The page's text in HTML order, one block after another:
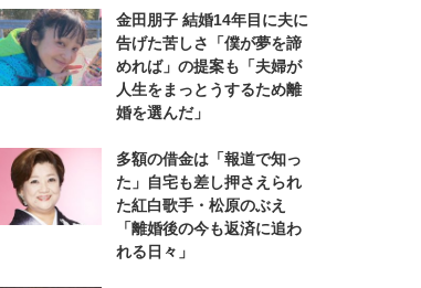
金田朋子 結婚14年目に夫に
告げた苦しさ「僕が夢を諦
めれば」の提案も「夫婦が
人生をまっとうするため離
婚を選んだ」
多額の借金は「報道で知っ
た」自宅も差し押さえられ
た紅白歌手・松原のぶえ
「離婚後の今も返済に追わ
れる日々」